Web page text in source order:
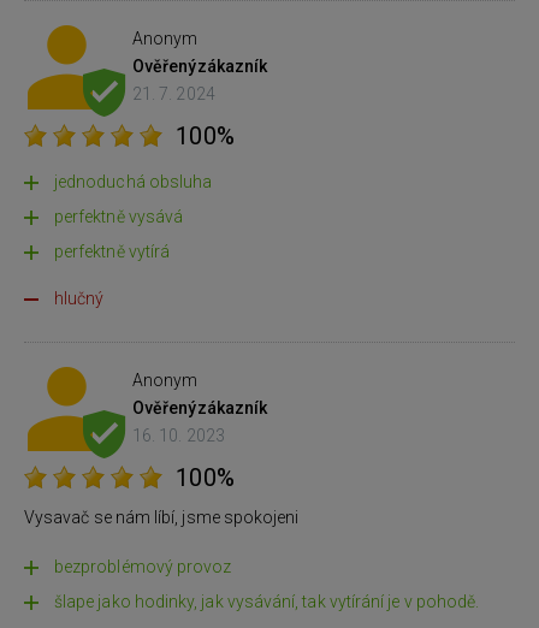
Anonym
Ověřenýzákazník
21. 7. 2024
100%
jednoduchá obsluha
perfektně vysává
perfektně vytírá
hlučný
Anonym
Ověřenýzákazník
16. 10. 2023
100%
Vysavač se nám líbí, jsme spokojeni
bezproblémový provoz
šlape jako hodinky, jak vysávání, tak vytírání je v pohodě.